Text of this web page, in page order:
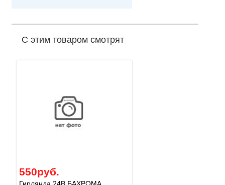
С этим товаром смотрят
550руб.